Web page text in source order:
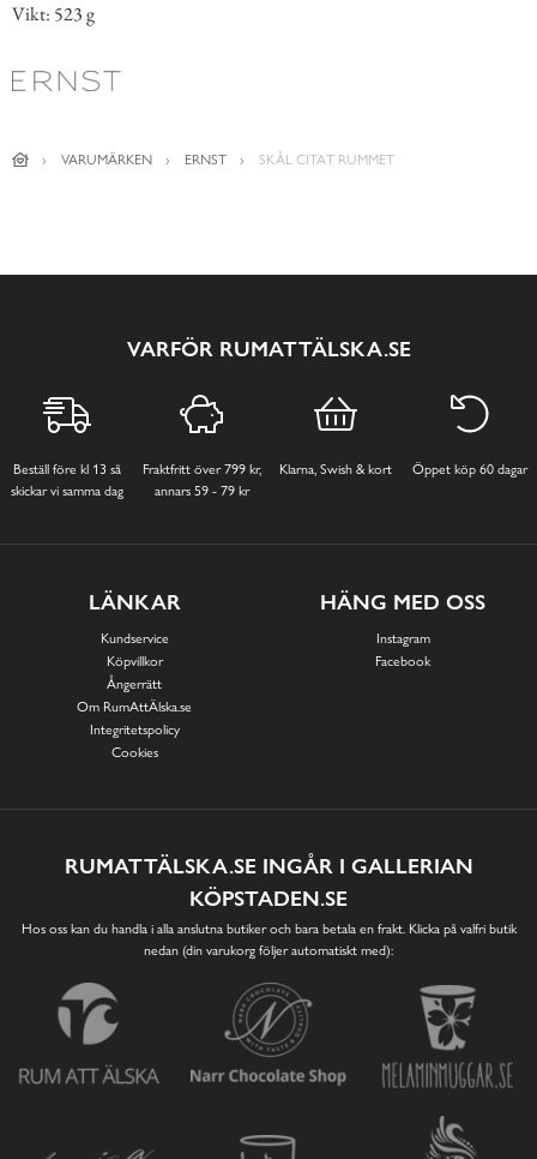
Vikt: 523 g
VARUMÄRKEN ERNST SKÅL CITAT RUMMET
VARFÖR RUMATTÄLSKA.SE
Beställ före kl 13 så
skickar vi samma dag
Fraktfritt över 799 kr,
annars 59 - 79 kr
Klarna, Swish & kort Öppet köp 60 dagar
LÄNKAR
Kundservice
Köpvillkor
Ångerrätt
Om RumAttÄlska.se
Integritetspolicy
Cookies
HÄNG MED OSS
Instagram
Facebook
RUMATTÄLSKA.SE INGÅR I GALLERIAN
KÖPSTADEN.SE
Hos oss kan du handla i alla anslutna butiker och bara betala en frakt. Klicka på valfri butik
nedan (din varukorg följer automatiskt med):